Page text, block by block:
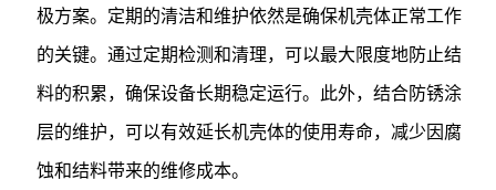
极方案。定期的清洁和维护依然是确保机壳体正常工作
的关键。通过定期检测和清理，可以最大限度地防止结
料的积累，确保设备长期稳定运行。此外，结合防锈涂
层的维护，可以有效延长机壳体的使用寿命，减少因腐
蚀和结料带来的维修成本。